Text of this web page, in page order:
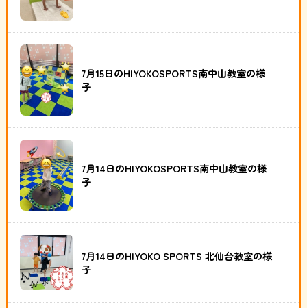
7月15日のHIYOKOSPORTS南中山教室の様
子
7月14日のHIYOKOSPORTS南中山教室の様
子
7月14日のHIYOKO SPORTS 北仙台教室の様
子